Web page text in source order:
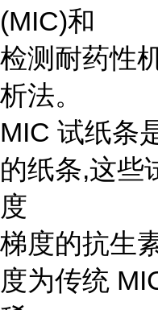
(MIC)和
检测耐药性
析法。
MIC 试纸条
的纸条,这些
度
梯度的抗生
度为传统